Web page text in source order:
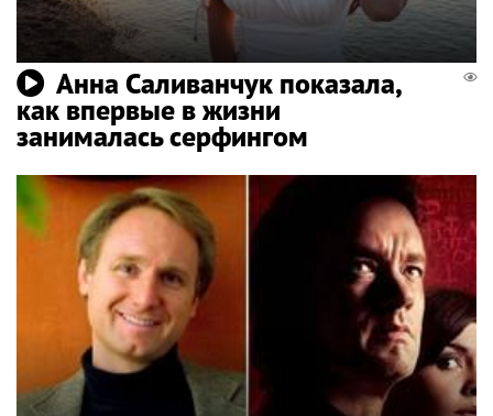
Анна Саливанчук показала,
как впервые в жизни
занималась серфингом